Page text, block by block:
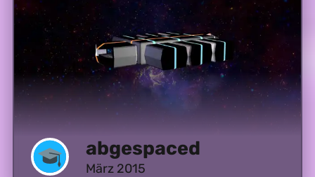
abgespaced
März 2015